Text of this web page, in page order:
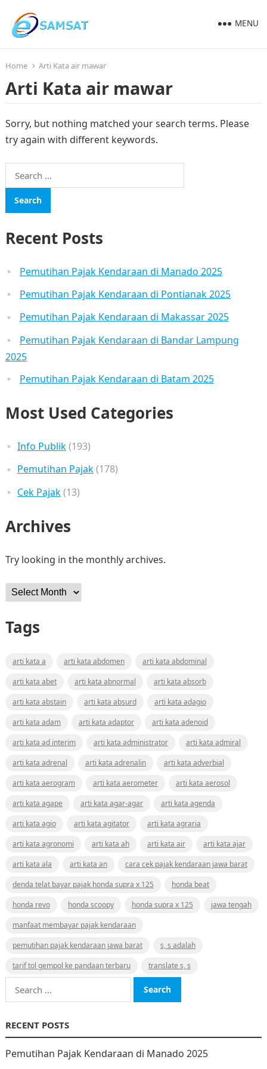
MENU
Home Arti Kata air mawar
Arti Kata air mawar
Sorry, but nothing matched your search terms. Please
try again with different keywords.
Search
for:
Recent Posts
Pemutihan Pajak Kendaraan di Manado 2025
Pemutihan Pajak Kendaraan di Pontianak 2025
Pemutihan Pajak Kendaraan di Makassar 2025
Pemutihan Pajak Kendaraan di Bandar Lampung
2025
Pemutihan Pajak Kendaraan di Batam 2025
Most Used Categories
Info Publik(193)
Pemutihan Pajak(178)
Cek Pajak(13)
Archives
Try looking in the monthly archives.
Archives
Tags
arti kata a arti kata abdomen
arti kata abdominal
arti kata abet
arti kata abnormal
arti kata absorb
arti kata abstain
arti kata absurd
arti kata adagio
arti kata adam
arti kata adaptor
arti kata adenoid
arti kata ad interim
arti kata administrator
arti kata admiral
arti kata adrenal
arti kata adrenalin
arti kata adverbial
arti kata aerogram
arti kata aerometer
arti kata aerosol
arti kata agape
arti kata agar-agar
arti kata agenda
arti kata agio
arti kata agitator
arti kata agraria
arti kata agronomi
arti kata ah arti kata air
arti kata ajar
arti kata ala
arti kata an
cara cek pajak kendaraan jawa barat
denda telat bayar pajak honda supra x 125
honda beat
honda revo
honda scoopy honda supra x 125
jawa tengah
manfaat membayar pajak kendaraan
pemutihan pajak kendaraan jawa barat
s, s adalah
tarif tol gempol ke pandaan terbaru
translate s, s
Search
for:
RECENT POSTS
Pemutihan Pajak Kendaraan di Manado 2025